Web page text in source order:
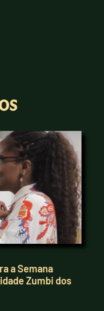
a Semana
Zumbi dos